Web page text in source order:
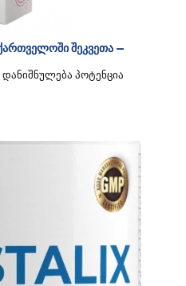
შეკვეთა —
პოტენცია